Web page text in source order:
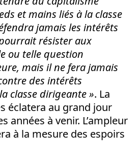
et mains liés à la classe
jamais les intérêts
résister aux
ou telle question
mais il ne fera jamais
des intérêts
classe dirigeante ». La
éclatera au grand jour
années à venir. L’ampleur
à la mesure des espoirs